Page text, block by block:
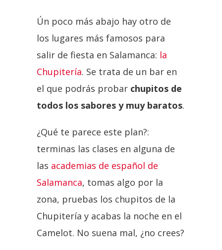
Ún poco más abajo hay otro de
los lugares más famosos para
salir de fiesta en Salamanca: la
Chupitería. Se trata de un bar en
el que podrás probar chupitos de
todos los sabores y muy baratos.
¿Qué te parece este plan?:
terminas las clases en alguna de
las academias de español de
Salamanca, tomas algo por la
zona, pruebas los chupitos de la
Chupitería y acabas la noche en el
Camelot. No suena mal, ¿no crees?